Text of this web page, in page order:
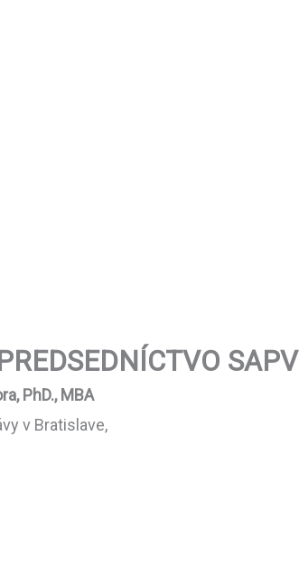
SAPV
PhD., MBA
v Bratislave,